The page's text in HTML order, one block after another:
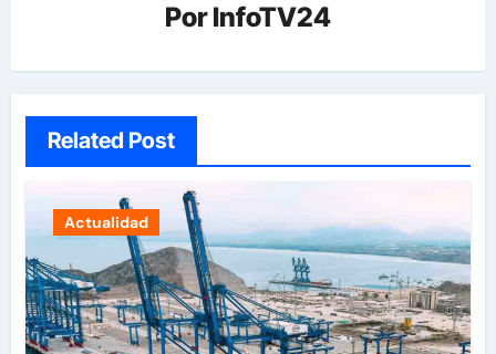
PorInfoTV24
Related Post
Actualidad